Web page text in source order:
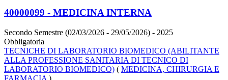
40000099 - MEDICINA INTERNA
Secondo Semestre (02/03/2026 - 29/05/2026) - 2025
Obbligatoria
TECNICHE DI LABORATORIO BIOMEDICO (ABILITANTE
ALLA PROFESSIONE SANITARIA DI TECNICO DI
LABORATORIO BIOMEDICO) ( MEDICINA, CHIRURGIA E
FARMACIA )